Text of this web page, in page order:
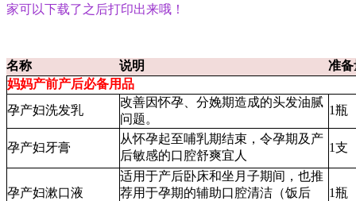
家可以下载了之后打印出来哦！
名称 说明
准备
妈妈产前产后必备用品
孕产妇洗发乳
改善因怀孕、分娩期造成的头发油腻
问题。
1瓶
孕产妇牙膏
从怀孕起至哺乳期结束，令孕期及产
后敏感的口腔舒爽宜人
1支
孕产妇漱口液
适用于产后卧床和坐月子期间，也推
荐用于孕期的辅助口腔清洁（饭后
1瓶